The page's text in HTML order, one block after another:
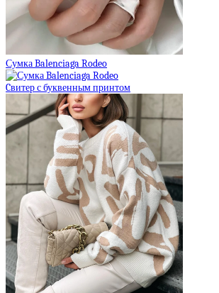
Сумка Balenciaga Rodeo
Cвитер с буквенным принтом